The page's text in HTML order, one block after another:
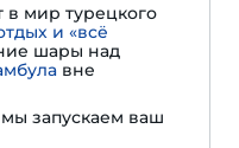
мир турецкого
и «всё
шары над
вне
запускаем ваш